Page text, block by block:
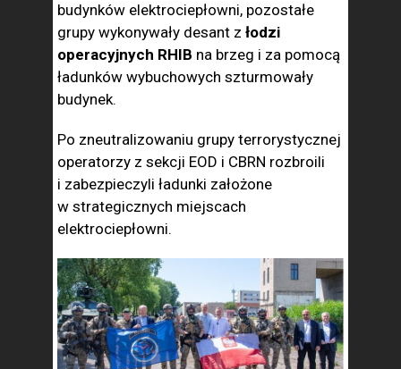
budynków elektrociepłowni, pozostałe
grupy wykonywały desant z łodzi
operacyjnych RHIB na brzeg i za pomocą
ładunków wybuchowych szturmowały
budynek.
Po zneutralizowaniu grupy terrorystycznej
operatorzy z sekcji EOD i CBRN rozbroili
i zabezpieczyli ładunki założone
w strategicznych miejscach
elektrociepłowni.